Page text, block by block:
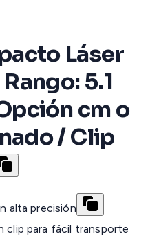
Láser
5.1
cm o
/ Clip
alta precisión
clip para fácil transporte